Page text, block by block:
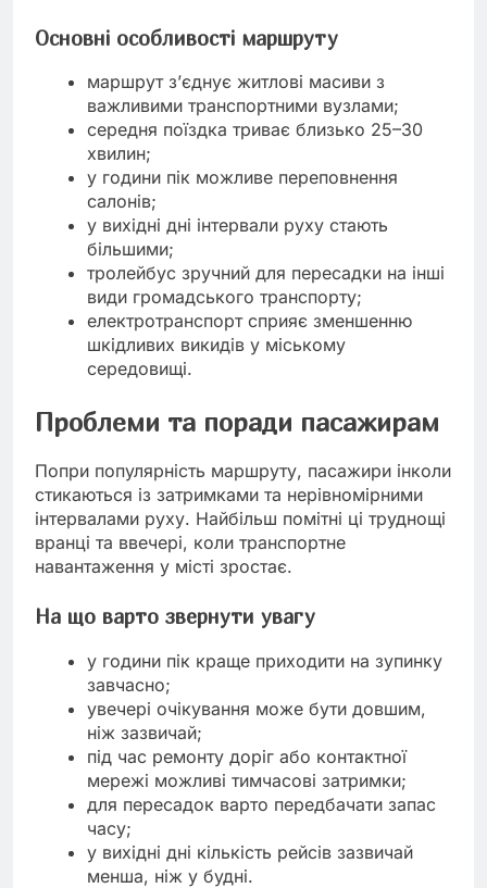
Основні особливості маршруту
маршрут з’єднує житлові масиви з
важливими транспортними вузлами;
середня поїздка триває близько 25–30
хвилин;
у години пік можливе переповнення
салонів;
у вихідні дні інтервали руху стають
більшими;
тролейбус зручний для пересадки на інші
види громадського транспорту;
електротранспорт сприяє зменшенню
шкідливих викидів у міському
середовищі.
Проблеми та поради пасажирам
Попри популярність маршруту, пасажири інколи
стикаються із затримками та нерівномірними
інтервалами руху. Найбільш помітні ці труднощі
вранці та ввечері, коли транспортне
навантаження у місті зростає.
На що варто звернути увагу
у години пік краще приходити на зупинку
завчасно;
увечері очікування може бути довшим,
ніж зазвичай;
під час ремонту доріг або контактної
мережі можливі тимчасові затримки;
для пересадок варто передбачати запас
часу;
у вихідні дні кількість рейсів зазвичай
менша, ніж у будні.